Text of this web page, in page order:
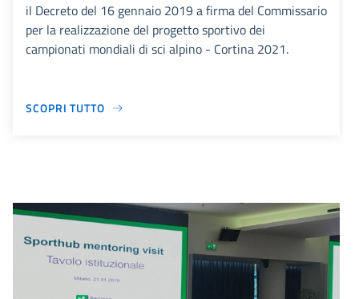
il Decreto del 16 gennaio 2019 a firma del Commissario
per la realizzazione del progetto sportivo dei
campionati mondiali di sci alpino - Cortina 2021.
SCOPRI TUTTO